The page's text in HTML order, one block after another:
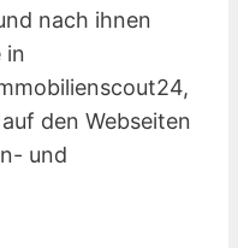
nach ihnen
in
den Webseiten
und